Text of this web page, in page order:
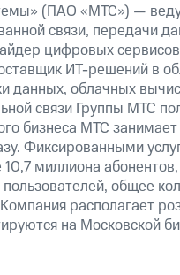
(ПАО «МТС») —
связи, передачи
цифровых
ИТ-решений в
данных, облачных
связи Группы МТС
бизнеса МТС
Фиксированными
миллиона
общее
располагает
на Московской